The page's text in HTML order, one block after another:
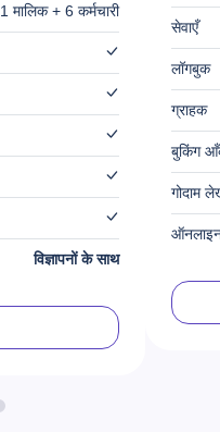
1 मालिक + 6 कर्मचारी
विज्ञापनों के साथ
सेवाएँ
लॉगबुक
ग्राहक
बुकिंग
गोदाम
ऑनलाइन